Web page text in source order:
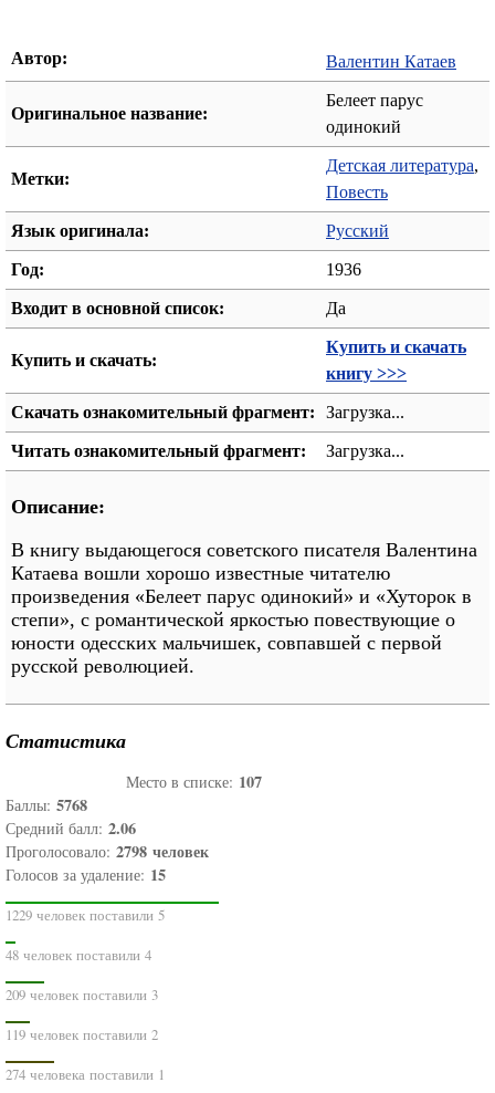
Автор: Валентин Катаев
Оригинальное название:
Белеет парус
одинокий
Метки:
Детская литература,
Повесть
Язык оригинала: Русский
Год: 1936
Входит в основной список: Да
Купить и скачать:
Купить и скачать
книгу >>>
Скачать ознакомительный фрагмент: Загрузка...
Читать ознакомительный фрагмент: Загрузка...
Описание:
В книгу выдающегося советского писателя Валентина
Катаева вошли хорошо известные читателю
произведения «Белеет парус одинокий» и «Хуторок в
степи», с романтической яркостью повествующие о
юности одесских мальчишек, совпавшей с первой
русской революцией.
Статистика
Место в списке: 107
Баллы: 5768
Средний балл: 2.06
Проголосовало: 2798 человек
Голосов за удаление: 15
1229 человек поставили 5
48 человек поставили 4
209 человек поставили 3
119 человек поставили 2
274 человека поставили 1